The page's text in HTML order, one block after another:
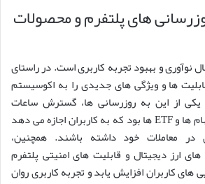
های پلتفرم و محصولات
نوآوری و بهبود تجربه کاربری است. در راستای
ها و ویژگی های جدیدی را به اکوسیستم
از این به روزرسانی ها، گسترش ساعات
معاملاتی برای برخی از سهام ها و ETF ها بود که به کاربران اجازه می دهد
در معاملات خود داشته باشند. همچنین،
ارز دیجیتال و قابلیت های امنیتی پلتفرم
های کاربران افزایش یابد و تجربه کاربری روان